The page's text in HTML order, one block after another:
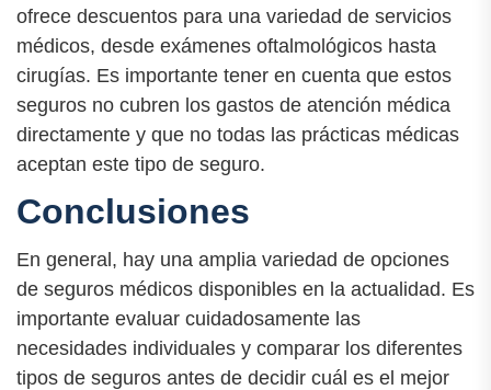
ofrece descuentos para una variedad de servicios
médicos, desde exámenes oftalmológicos hasta
cirugías. Es importante tener en cuenta que estos
seguros no cubren los gastos de atención médica
directamente y que no todas las prácticas médicas
aceptan este tipo de seguro.
Conclusiones
En general, hay una amplia variedad de opciones
de seguros médicos disponibles en la actualidad. Es
importante evaluar cuidadosamente las
necesidades individuales y comparar los diferentes
tipos de seguros antes de decidir cuál es el mejor